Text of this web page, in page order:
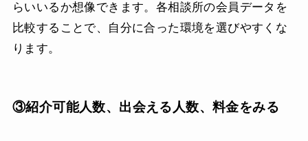
らいいるか想像できます。各相談所の会員データを
比較することで、自分に合った環境を選びやすくな
ります。
③紹介可能人数、出会える人数、料金をみる